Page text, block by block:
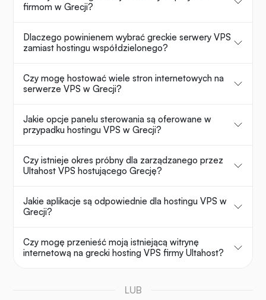
firmom w Grecji?
Dlaczego powinienem wybrać greckie serwery VPS
zamiast hostingu współdzielonego?
Czy mogę hostować wiele stron internetowych na
serwerze VPS w Grecji?
Jakie opcje panelu sterowania są oferowane w
przypadku hostingu VPS w Grecji?
Czy istnieje okres próbny dla zarządzanego przez
Ultahost VPS hostującego Grecję?
Jakie aplikacje są odpowiednie dla hostingu VPS w
Grecji?
Czy mogę przenieść moją istniejącą witrynę
internetową na grecki hosting VPS firmy Ultahost?
LUB